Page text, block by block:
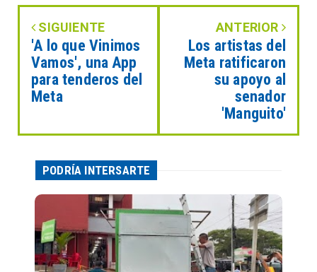
SIGUIENTE
'A lo que Vinimos
Vamos', una App
para tenderos del
Meta
ANTERIOR
Los artistas del
Meta ratificaron
su apoyo al
senador
'Manguito'
PODRÍA INTERSARTE